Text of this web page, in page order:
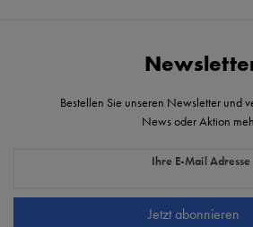
Bestellen Sie unseren Newsletter und
News oder Aktion
Ihre E-Mail Adresse
Jetzt abonnieren